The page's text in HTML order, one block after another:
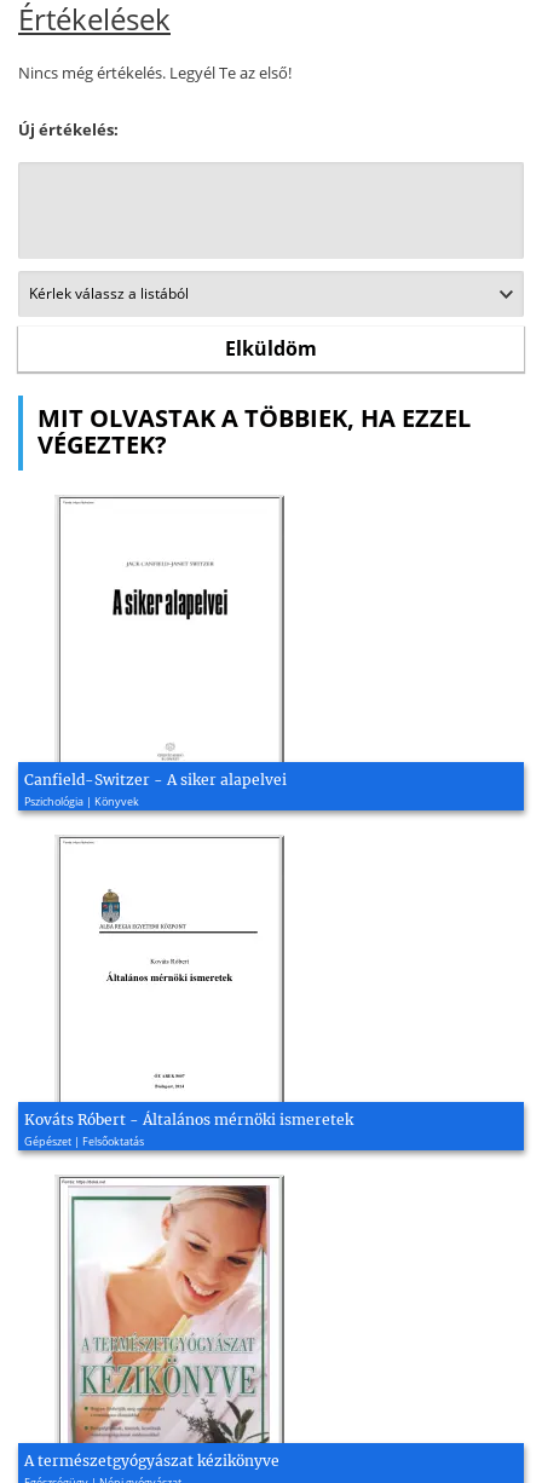
Értékelések
Nincs még értékelés. Legyél Te az első!
Új értékelés:
MIT OLVASTAK A TÖBBIEK, HA EZZEL
VÉGEZTEK?
Canfield-Switzer - A siker alapelvei
Pszichológia | Könyvek
Kováts Róbert - Általános mérnöki ismeretek
Gépészet | Felsőoktatás
A természetgyógyászat kézikönyve